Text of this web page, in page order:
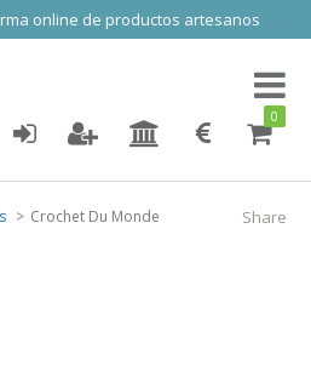
online de productos artesanos
Toggle
0
Share
Crochet Du Monde